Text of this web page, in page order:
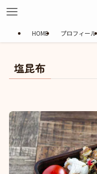
HOME プロフィール
塩昆布